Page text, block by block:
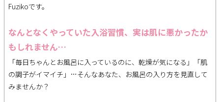
Fuzikoです。
なんとなくやっていた入浴習慣、実は肌に悪かったか
もしれません…
「毎日ちゃんとお風呂に入っているのに、乾燥が気になる」「肌
の調子がイマイチ」…そんなあなた、お風呂の入り方を見直して
みませんか？